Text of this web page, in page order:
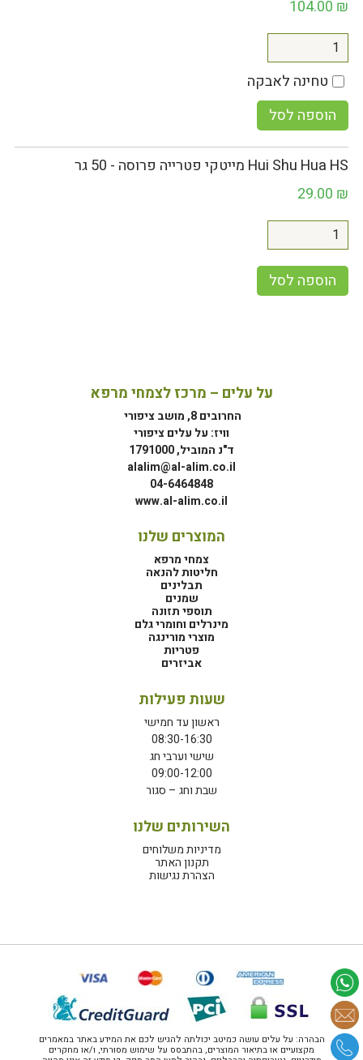
104.00 ₪
טחינה לאבקה
הוספה לסל
Hui Shu Hua HS מייטקי פטרייה פרוסה - 50 גר
29.00 ₪
הוספה לסל
על עלים – מרכז לצמחי מרפא
החרובים 8, מושב ציפורי
וויז: על עלים ציפורי
ד"נ המוביל, 1791000
alalim@al-alim.co.il
04-6464848
www.al-alim.co.il
המוצרים שלנו
צמחי מרפא
חליטות להנאה
תבלינים
שמנים
תוספי תזונה
מינרלים וחומרי גלם
מוצרי מורינגה
פטריות
אביזרים
שעות פעילות
ראשון עד חמישי
08:30-16:30
שישי וערבי חג
09:00-12:00
שבת וחג – סגור
השירותים שלנו
מדיניות משלוחים
תקנון האתר
הצהרת נגישות
הבהרה: על עלים עושה כמיטב יכולתה להגיש לכם את המידע באתר במאמרים
מקצועיים או בתיאור המוצרים, בהתבסס על שימוש מסורתי, ו/או מחקרים